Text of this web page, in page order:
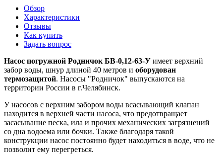
Обзор
Характеристики
Отзывы
Как купить
Задать вопрос
Насос погружной Родничок БВ-0,12-63-У имеет верхний
забор воды, шнур длиной 40 метров и оборудован
термозащитой. Насосы "Родничок" выпускаются на
территории России в г.Челябинск.
У насосов с верхним забором воды всасывающий клапан
находится в верхней части насоса, что предотвращает
засасывание песка, ила и прочих механических загрязнений
со дна водоема или бочки. Также благодаря такой
конструкции насос постоянно будет находиться в воде, что не
позволит ему перегреться.